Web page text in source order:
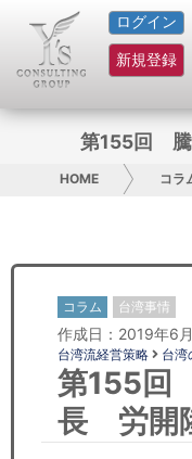
ログイン
新規登録
HOME
サービス紹介
コラム
グループ概要
日本人にPR
コンサルティング
リサーチ
第155回
HOME コラ
コラム 台湾事情
作成日：2019年6
台湾流経営策略 台湾
第155回
長 労開